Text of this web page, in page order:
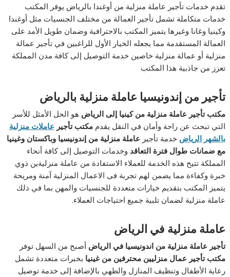
تقدم خدمات تأجير عاملة منزلية من أوغندا بالرياض يوفر المكتب
خدمات متكاملة تشمل تأجير العمالة من مختلف الجنسيات مثل أوغندا
وكينيا وغانا وغيرها يتميز المكتب بالاحترافية وضمان طويل الأمد على
العمالة المستقدمة مما يجعله الخيار الأول للراغبين في تأجير عمالة
منزلية أو عمالة منزلية خاصين خدمة التوصيل إلى كافة مدن المملكة
تعزز من جاذبية هذا المكتب
تأجير من إندونيسيا عاملة منزلية بالرياض
مكتب تأجير عاملة منزلية من كينيا إلى الرياض هو الحل الأمثل للأسر
التي تبحث عن راحة وأمان في النقل يقدممكتب تأجير عاملات منزلية
بالشهر الرياض خدمة تأجير عاملة منزلية من إندونيسيا وباكستان وغينيا
مع ضمانات طوال فترة التعاقد وخدمات التوصيل إلى كافة أنحاء
المملكة تتيح هذه الخدمة للعملاء الاستفادة من عاملة منزليةين ذوي
خبرة وكفاءة مما يضمن لهم تجربة فى الاعمال المنزلية آمنة ومريحة
يتميز المكتب بتقديم خيارات متعددة للجنسيات والمهن بما في ذلك
عاملة منزلية لضمان تلبية جميع احتياجات العملاء.
عاملة منزلية في الرياض
تأجير عاملة منزلية من اندونيسيا في الرياض أصبح من السهل توفر
مكتب تأجير عمال منزليين محترفين من غينيا بخبرات متعددة تشمل
رعاية الأطفال وتنظيف المنازل والطهي بالإضافة إلى خدمة توصيل